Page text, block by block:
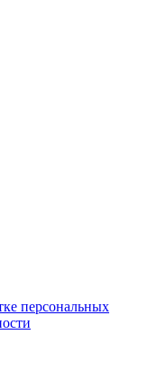
персональных